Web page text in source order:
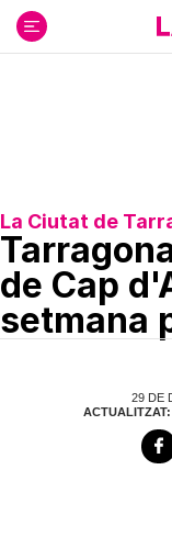
contenido
La Ciutat de
de Cap
setmana
29 DE
ACTUALITZAT: